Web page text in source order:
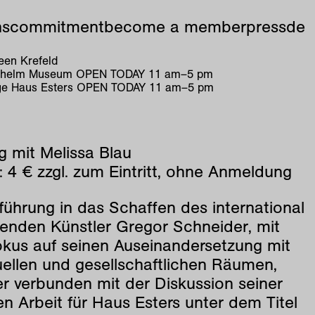
commitmentbecome a memberpressde
Krefeld
Museum OPEN TODAY 11 am–5 pm
Haus Esters OPEN TODAY 11 am–5 pm
mit Melissa Blau
4 € zzgl. zum Eintritt, ohne Anmeldung
in das Schaffen des international
Künstler Gregor Schneider, mit
auf seinen Auseinandersetzung mit
und gesellschaftlichen Räumen,
verbunden mit der Diskussion seiner
Arbeit für Haus Esters unter dem Titel